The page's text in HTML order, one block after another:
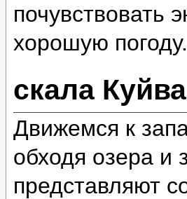
почувствовать
хорошую погоду.
скала Куйва
Движемся к
обходя озера и
представляют